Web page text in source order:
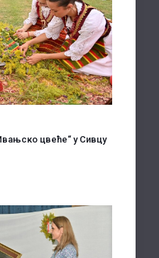
цвеће“ у Сивцу